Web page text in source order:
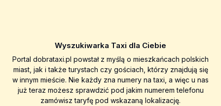
Wyszukiwarka Taxi dla Ciebie
Portal dobrataxi.pl powstał z myślą o mieszkańcach polskich
miast, jak i także turystach czy gościach, którzy znajdują się
w innym mieście. Nie każdy zna numery na taxi, a więc u nas
już teraz możesz sprawdzić pod jakim numerem telefonu
zamówisz taryfę pod wskazaną lokalizację.